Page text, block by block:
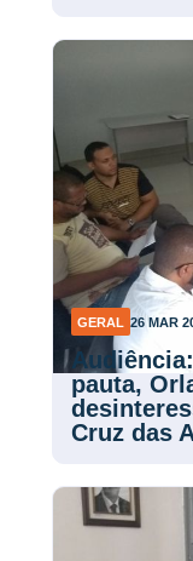
GERAL 26 MAR
pauta,
Cruz das